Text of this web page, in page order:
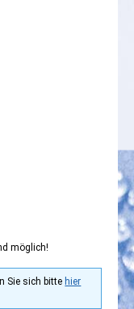
möglich!
Sie sich bitte hier